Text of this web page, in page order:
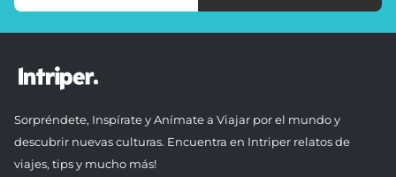
Sorpréndete, Inspírate y Anímate a Viajar por el mundo y
descubrir nuevas culturas. Encuentra en Intriper relatos de
viajes, tips y mucho más!